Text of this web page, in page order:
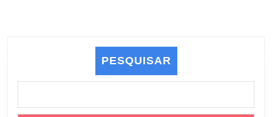
PESQUISAR